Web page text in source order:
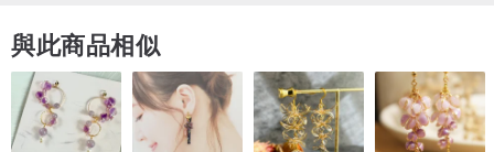
◆保固
終身保固，維修、保養
可定期拿到門市保養清潔
有任何售後上的問題歡迎聯絡我們
與此商品相似